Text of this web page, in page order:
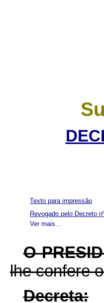
Ver mais...
Texto para impressão
Revogado pelo Decreto
O
lhe confere
Decreta: